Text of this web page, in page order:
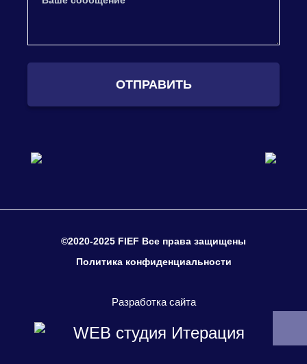
ОТПРАВИТЬ
©2020-2025 FIEF Все права защищены
Политика конфиденциальности
Разработка сайта